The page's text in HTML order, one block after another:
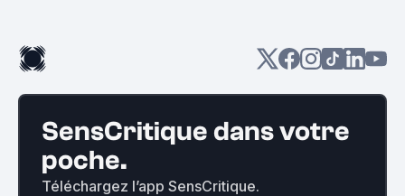
SensCritique dans votre
poche.
Téléchargez l’app SensCritique.